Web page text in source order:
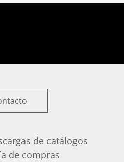
de catálogos
de compras